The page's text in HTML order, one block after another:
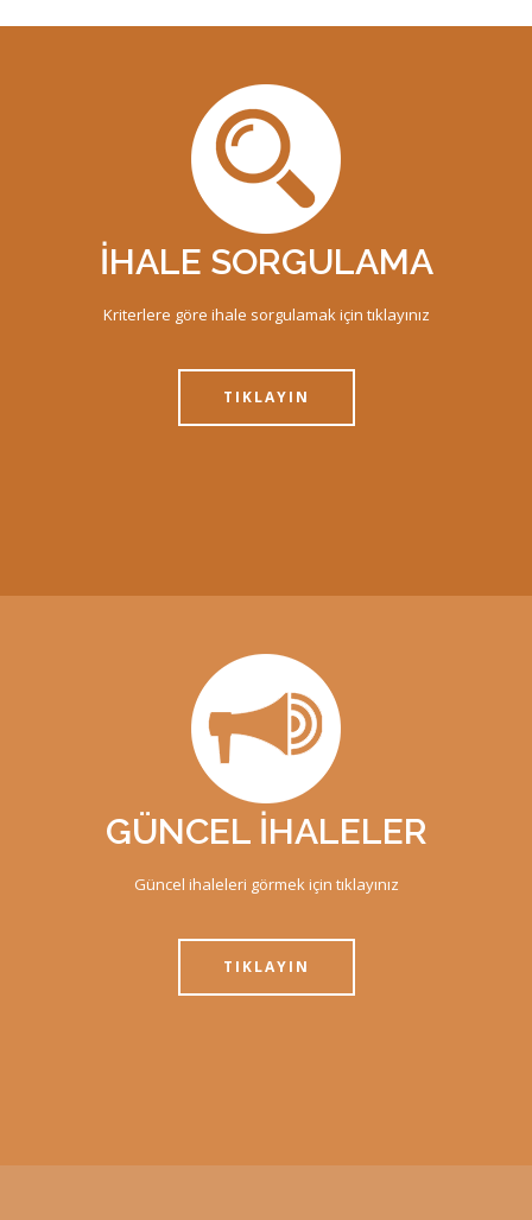
İHALE SORGULAMA
Kriterlere göre ihale sorgulamak için tıklayınız
TIKLAYIN
GÜNCEL İHALELER
Güncel ihaleleri görmek için tıklayınız
TIKLAYIN